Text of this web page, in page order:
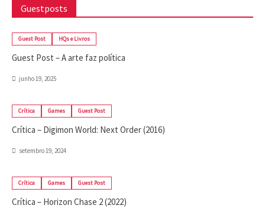
Guestposts
Guest Post HQs e Livros
Guest Post – A arte faz política
junho 19, 2025
Crítica Games Guest Post
Crítica – Digimon World: Next Order (2016)
setembro 19, 2024
Crítica Games Guest Post
Crítica – Horizon Chase 2 (2022)